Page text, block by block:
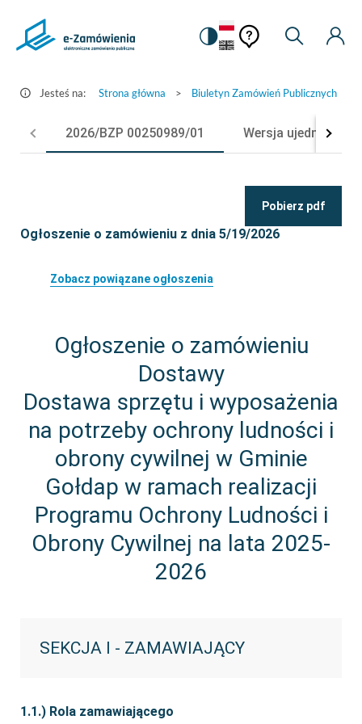
Szczegóły
e-
Ustawienia
Zmiana
na
kontrastową
Pomoc
kontekstowa
Pomoc
Moje
Jesteś na: Strona główna > Biuletyn Zamówień Publicznych
2026/BZP 00250989/01 Wersja ujednolicona
Pobierz pdf
Ogłoszenie o zamówieniu z dnia 5/19/2026
Zobacz powiązane ogłoszenia
Ogłoszenie o zamówieniu
Dostawy
Dostawa sprzętu i wyposażenia
na potrzeby ochrony ludności i
obrony cywilnej w Gminie
Gołdap w ramach realizacji
Programu Ochrony Ludności i
Obrony Cywilnej na lata 2025-
2026
SEKCJA I - ZAMAWIAJĄCY
1.1.) Rola zamawiającego